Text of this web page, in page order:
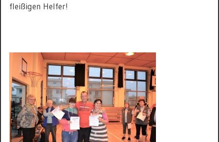
fleißigen Helfer!